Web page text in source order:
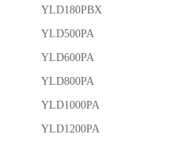
YLD180PBX
YLD500PA
YLD600PA
YLD800PA
YLD1000PA
YLD1200PA